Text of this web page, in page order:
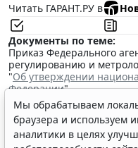
Читать ГАРАНТ.РУ в
Документы по теме:
Приказ Федерального
регулированию и
"Об утверждении
Федерации"
Читайте также:
Росстандарт
электрической дуги
Сотрудник имеет право
Мы обрабатываем
браузера и используем
аналитики в целях